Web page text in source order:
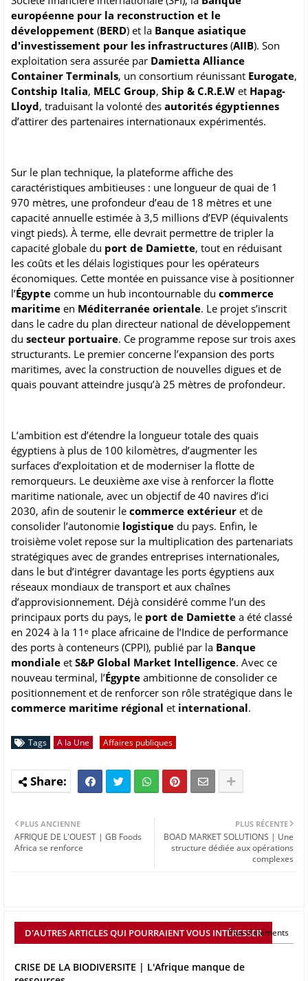
européenne pour la reconstruction et le
développement (BERD) et la Banque asiatique
d'investissement pour les infrastructures (AIIB). Son
exploitation sera assurée par Damietta Alliance
Container Terminals, un consortium réunissant Eurogate,
Contship Italia, MELC Group, Ship & C.R.E.W et Hapag-
Lloyd, traduisant la volonté des autorités égyptiennes
d’attirer des partenaires internationaux expérimentés.
Sur le plan technique, la plateforme affiche des
caractéristiques ambitieuses : une longueur de quai de 1
970 mètres, une profondeur d’eau de 18 mètres et une
capacité annuelle estimée à 3,5 millions d’EVP (équivalents
vingt pieds). À terme, elle devrait permettre de tripler la
capacité globale du port de Damiette, tout en réduisant
les coûts et les délais logistiques pour les opérateurs
économiques. Cette montée en puissance vise à positionner
l’Égypte comme un hub incontournable du commerce
maritime en Méditerranée orientale. Le projet s’inscrit
dans le cadre du plan directeur national de développement
du secteur portuaire. Ce programme repose sur trois axes
structurants. Le premier concerne l’expansion des ports
maritimes, avec la construction de nouvelles digues et de
quais pouvant atteindre jusqu’à 25 mètres de profondeur.
L’ambition est d’étendre la longueur totale des quais
égyptiens à plus de 100 kilomètres, d’augmenter les
surfaces d’exploitation et de moderniser la flotte de
remorqueurs. Le deuxième axe vise à renforcer la flotte
maritime nationale, avec un objectif de 40 navires d’ici
2030, afin de soutenir le commerce extérieur et de
consolider l’autonomie logistique du pays. Enfin, le
troisième volet repose sur la multiplication des partenariats
stratégiques avec de grandes entreprises internationales,
dans le but d’intégrer davantage les ports égyptiens aux
réseaux mondiaux de transport et aux chaînes
d’approvisionnement. Déjà considéré comme l’un des
principaux ports du pays, le port de Damiette a été classé
en 2024 à la 11ᵉ place africaine de l’Indice de performance
des ports à conteneurs (CPPI), publié par la Banque
mondiale et S&P Global Market Intelligence. Avec ce
nouveau terminal, l’Égypte ambitionne de consolider ce
positionnement et de renforcer son rôle stratégique dans le
commerce maritime régional et international.
Tags A la Une Affaires publiques
PLUS RÉCENTE
BOAD MARKET SOLUTIONS | Une
structure dédiée aux opérations
complexes
PLUS ANCIENNE
AFRIQUE DE L'OUEST | GB Foods
Africa se renforce
D'AUTRES ARTICLES QUI POURRAIENT VOUS INTÉRESSER
Plus d'éléments
CRISE DE LA BIODIVERSITE | L'Afrique manque de